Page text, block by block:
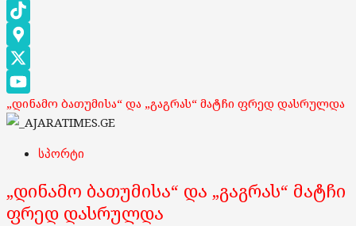
Instagram
TikTok
Google
Maps
X
YouTube
Channel
„დინამო ბათუმისა“ და „გაგრას“ მატჩი ფრედ დასრულდა
სპორტი
„დინამო ბათუმისა“ და „გაგრას“ მატჩი
ფრედ დასრულდა